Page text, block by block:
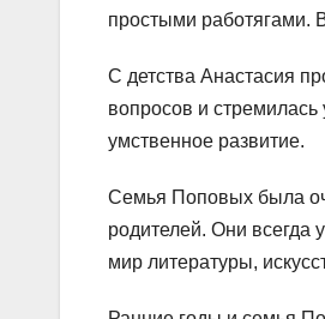
простыми работягами.
С детства Анастасия
вопросов и стремилась
умственное развитие.
Семья Поповых была
родителей. Они всегда
мир литературы,